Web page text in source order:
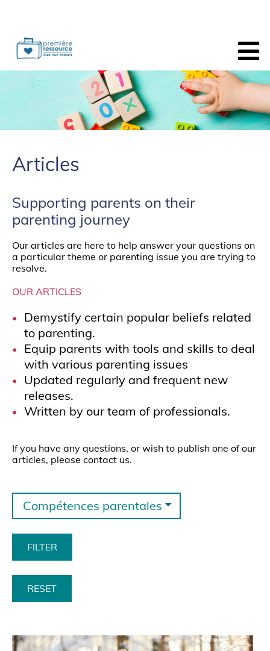
Articles
Supporting parents on their
parenting journey
Our articles are here to help answer your questions on
a particular theme or parenting issue you are trying to
resolve.
OUR ARTICLES
Demystify certain popular beliefs related
to parenting.
Equip parents with tools and skills to deal
with various parenting issues
Updated regularly and frequent new
releases.
Written by our team of professionals.
If you have any questions, or wish to publish one of our
articles, please contact us.
Compétences parentales
RESET